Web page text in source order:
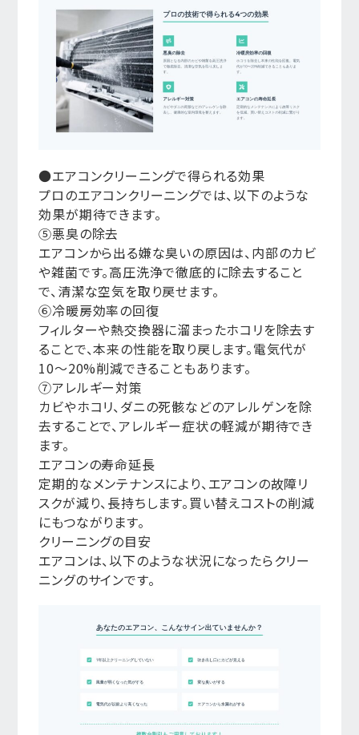
●エアコンクリーニングで得られる効果
プロのエアコンクリーニングでは、以下のような
効果が期待できます。
⑤悪臭の除去
エアコンから出る嫌な臭いの原因は、内部のカビ
や雑菌です。高圧洗浄で徹底的に除去すること
で、清潔な空気を取り戻せます。
⑥冷暖房効率の回復
フィルターや熱交換器に溜まったホコリを除去す
ることで、本来の性能を取り戻します。電気代が
10〜20%削減できることもあります。
⑦アレルギー対策
カビやホコリ、ダニの死骸などのアレルゲンを除
去することで、アレルギー症状の軽減が期待でき
ます。
エアコンの寿命延長
定期的なメンテナンスにより、エアコンの故障リ
スクが減り、長持ちします。買い替えコストの削減
にもつながります。
クリーニングの目安
エアコンは、以下のような状況になったらクリー
ニングのサインです。